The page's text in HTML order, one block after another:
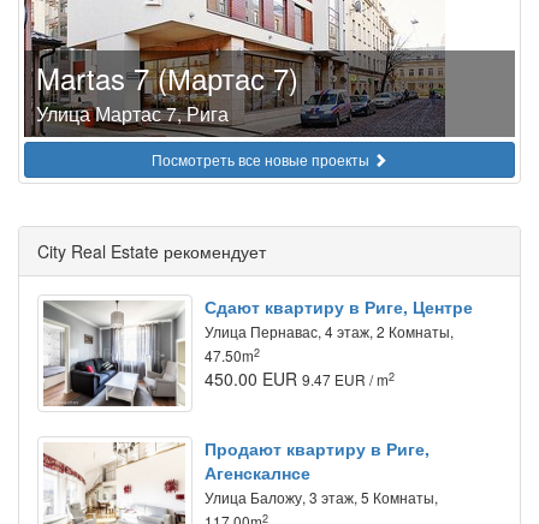
Martas 7 (Мартас 7)
Улица Мартас 7, Рига
Посмотреть все новые проекты
City Real Estate рекомендует
Сдают квартиру в Риге, Центре
Улица Пернавас, 4 этаж, 2 Комнаты,
47.50m2
450.00 EUR 9.47 EUR / m2
Продают квартиру в Риге,
Агенскалнсе
Улица Баложу, 3 этаж, 5 Комнаты,
2